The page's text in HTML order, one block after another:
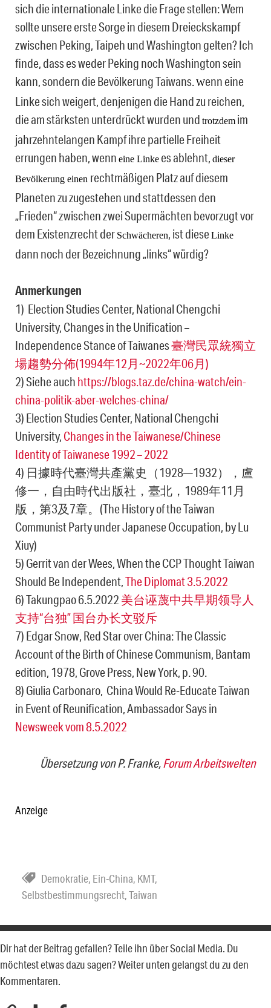
sich die internationale Linke die Frage stellen: Wem
sollte unsere erste Sorge in diesem Dreieckskampf
zwischen Peking, Taipeh und Washington gelten? Ich
finde, dass es weder Peking noch Washington sein
kann, sondern die Bevölkerung Taiwans.Wenn eine
Linke sich weigert, denjenigen die Hand zu reichen,
die am stärksten unterdrückt wurden und trotzdem im
jahrzehntelangen Kampf ihre partielle Freiheit
errungen haben, wenn eine Linkees ablehnt, dieser
Bevölkerung einen rechtmäßigen Platz auf diesem
Planeten zu zugestehen und stattdessen den
„Frieden“ zwischen zwei Supermächten bevorzugt vor
dem Existenzrecht der Schwächeren, ist dieseLinke
dann noch der Bezeichnung „links“ würdig?
Anmerkungen
1) Election Studies Center, National Chengchi
University, Changes in the Unification –
Independence Stance of Taiwanes臺灣民眾統獨立
場趨勢分佈(1994年12月~2022年06月)
2) Siehe auch https://blogs.taz.de/china-watch/ein-
china-politik-aber-welches-china/
3) Election Studies Center, National Chengchi
University, Changes in the Taiwanese/Chinese
Identity of Taiwanese 1992 – 2022
4) 日據時代臺灣共產黨史（1928—1932），盧
修一，自由時代出版社，臺北，1989年11月
版，第3及7章。(The History of the Taiwan
Communist Party under Japanese Occupation, by Lu
Xiuy)
5) Gerrit van der Wees, When the CCP Thought Taiwan
Should Be Independent,The Diplomat 3.5.2022
6) Takungpao 6.5.2022 美台诬蔑中共早期领导人
支持“台独” 国台办长文驳斥
7) Edgar Snow, Red Star over China: The Classic
Account of the Birth of Chinese Communism, Bantam
edition, 1978, Grove Press, New York, p. 90.
8) Giulia Carbonaro, China Would Re-Educate Taiwan
in Event of Reunification, Ambassador Says in
Newsweek vom 8.5.2022
Übersetzung von P. Franke,Forum Arbeitswelten
Anzeige
Demokratie, Ein-China, KMT,
Selbstbestimmungsrecht,Taiwan
Dir hat der Beitrag gefallen? Teile ihn über Social Media. Du
möchtest etwas dazu sagen? Weiter unten gelangst du zu den
Kommentaren.